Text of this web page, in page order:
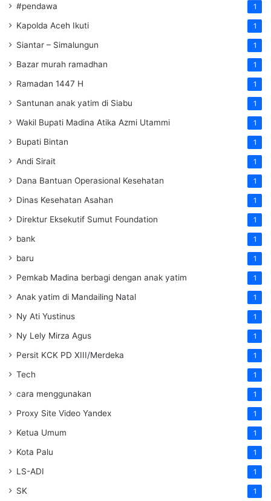
#pendawa 1
Kapolda Aceh Ikuti 1
Siantar – Simalungun 1
Bazar murah ramadhan 1
Ramadan 1447 H 1
Santunan anak yatim di Siabu 1
Wakil Bupati Madina Atika Azmi Utammi 1
Bupati Bintan 1
Andi Sirait 1
Dana Bantuan Operasional Kesehatan 1
Dinas Kesehatan Asahan 1
Direktur Eksekutif Sumut Foundation 1
bank 1
baru 1
Pemkab Madina berbagi dengan anak yatim 1
Anak yatim di Mandailing Natal 1
Ny Ati Yustinus 1
Ny Lely Mirza Agus 1
Persit KCK PD XIII/Merdeka 1
Tech 1
cara menggunakan 1
Proxy Site Video Yandex 1
Ketua Umum 1
Kota Palu 1
LS-ADI 1
SK 1